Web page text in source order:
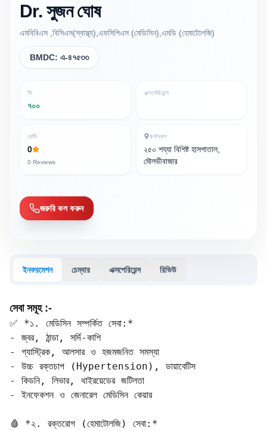
Dr. সুজন ঘোষ
এমবিবিএস ,বিসিএস(স্বাস্থ্য),এফসিপিএস (মেডিসিন),এমডি (হেমাটোলজি)
BMDC: এ-৪৭৫৩৩
ফি
৭০০
এক্সপেরিয়েন্স
রেটিং
0
0 Reviews
কর্মস্থল
২৫০ শয্যা বিশিষ্ট হাসপাতাল,
মৌলভীবাজার
জরুরি কল করুন
ইনফরমেশন চেম্বার এক্সপেরিয়েন্স রিভিউ
সেবা সমূহ :-
✅ *১. মেডিসিন সম্পর্কিত সেবা:*
- জ্বর, ঠান্ডা, সর্দি-কাশি
- গ্যাস্ট্রিক, আলসার ও হজমজনিত সমস্যা
- উচ্চ রক্তচাপ (Hypertension), ডায়াবেটিস
- কিডনি, লিভার, থাইরয়েডের জটিলতা
- ইনফেকশন ও জেনারেল মেডিসিন কেয়ার
🩸 *২. রক্তরোগ (হেমাটোলজি) সেবা:*